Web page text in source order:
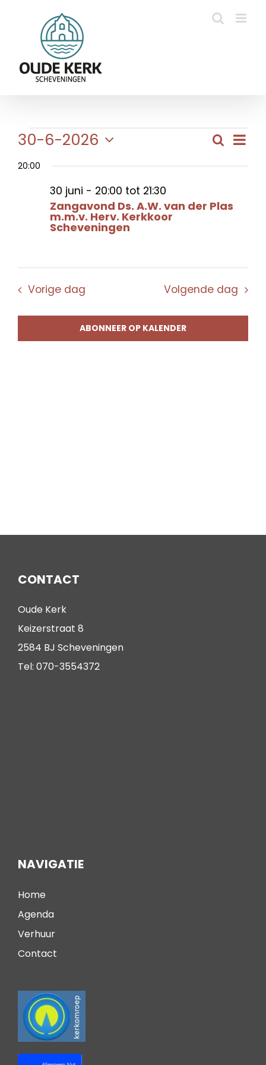
Evenementen
in
juni
Zoeken
Dag
30-6-2026
Selecteer
een
datum.
20:00
Zangavond Ds. A.W. van der Plas
m.m.v. Herv. Kerkkoor
Scheveningen
30 juni - 20:00 tot 21:30
Vorige dag Volgende dag
ABONNEER OP KALENDER
CONTACT
Oude Kerk
Keizerstraat 8
2584 BJ Scheveningen
Tel: 070-3554372
NAVIGATIE
Home
Agenda
Verhuur
Contact